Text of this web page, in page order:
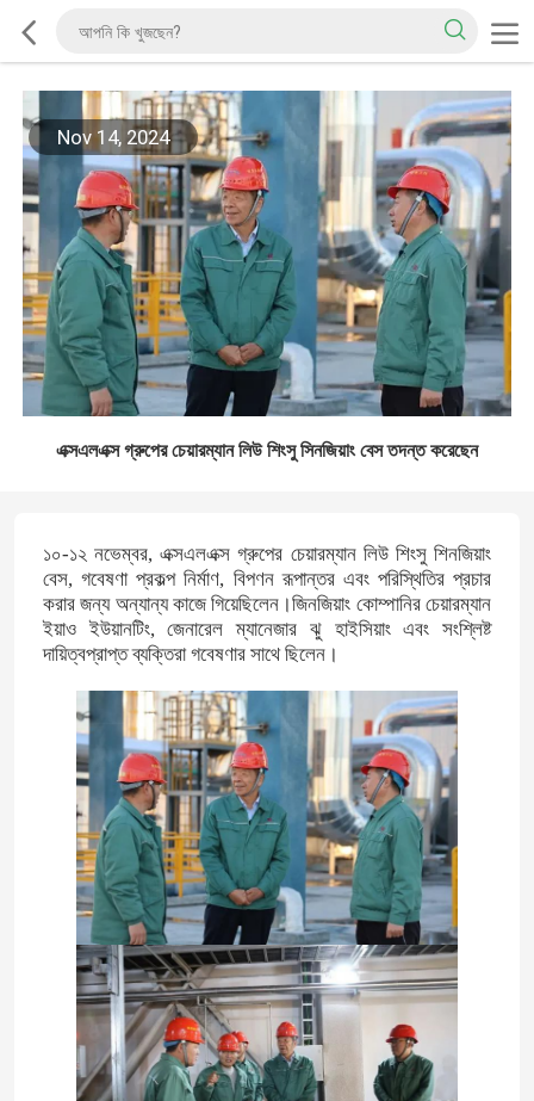
Nov 14, 2024
এক্সএলএক্স গ্রুপের চেয়ারম্যান লিউ শিংসু সিনজিয়াং বেস তদন্ত করেছেন
১০-১২ নভেম্বর, এক্সএলএক্স গ্রুপের চেয়ারম্যান লিউ শিংসু শিনজিয়াং
বেস, গবেষণা প্রকল্প নির্মাণ, বিপণন রূপান্তর এবং পরিস্থিতির প্রচার
করার জন্য অন্যান্য কাজে গিয়েছিলেন।জিনজিয়াং কোম্পানির চেয়ারম্যান
ইয়াও ইউয়ানটিং, জেনারেল ম্যানেজার ঝু হাইসিয়াং এবং সংশ্লিষ্ট
দায়িত্বপ্রাপ্ত ব্যক্তিরা গবেষণার সাথে ছিলেন।